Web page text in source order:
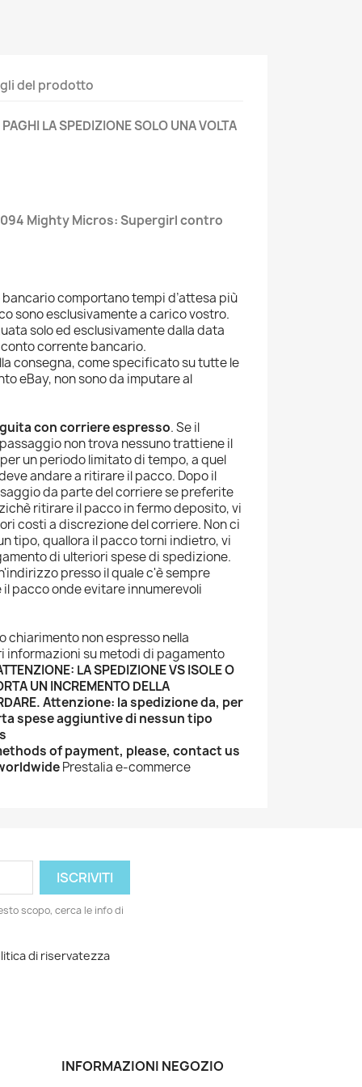
del prodotto
LA SPEDIZIONE SOLO UNA VOLTA
Mighty Micros: Supergirl contro
comportano tempi d’attesa più
sono esclusivamente a carico vostro.
solo ed esclusivamente dalla data
corrente bancario.
consegna, come specificato su tutte le
eBay, non sono da imputare al
con corriere espresso. Se il
non trova nessuno trattiene il
un periodo limitato di tempo, a quel
andare a ritirare il pacco. Dopo il
da parte del corriere se preferite
ritirare il pacco in fermo deposito, vi
costi a discrezione del corriere. Non ci
tipo, quallora il pacco torni indietro, vi
di ulteriori spese di spedizione.
presso il quale c'è sempre
pacco onde evitare innumerevoli
chiarimento non espresso nella
informazioni su metodi di pagamento
LA SPEDIZIONE VS ISOLE O
UN INCREMENTO DELLA
Attenzione: la spedizione da, per
spese aggiuntive di nessun tipo
of payment, please, contact us
Prestalia e-commerce
scopo, cerca le info di
di riservatezza
INFORMAZIONI NEGOZIO